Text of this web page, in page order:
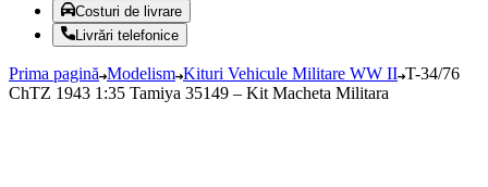
Costuri de livrare
Livrări telefonice
Prima pagină Modelism Kituri Vehicule Militare WW II T-34/76
ChTZ 1943 1:35 Tamiya 35149 – Kit Macheta Militara